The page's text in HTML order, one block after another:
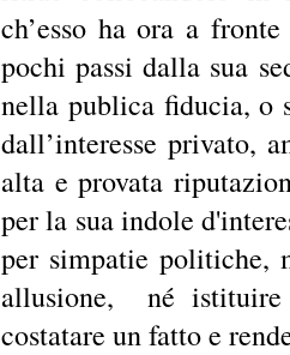
ch’esso ha ora a
pochi passi dalla sua
nella publica fiducia, o
dall’interesse privato,
alta e provata
per la sua indole
per simpatie politiche,
allusione, né istituire
costatare un fatto e